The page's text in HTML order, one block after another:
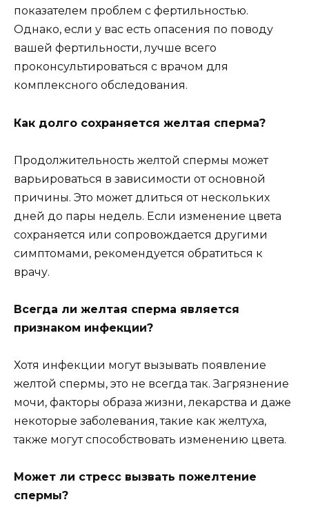
показателем проблем с фертильностью.
Однако, если у вас есть опасения по поводу
вашей фертильности, лучше всего
проконсультироваться с врачом для
комплексного обследования.
Как долго сохраняется желтая сперма?
Продолжительность желтой спермы может
варьироваться в зависимости от основной
причины. Это может длиться от нескольких
дней до пары недель. Если изменение цвета
сохраняется или сопровождается другими
симптомами, рекомендуется обратиться к
врачу.
Всегда ли желтая сперма является
признаком инфекции?
Хотя инфекции могут вызывать появление
желтой спермы, это не всегда так. Загрязнение
мочи, факторы образа жизни, лекарства и даже
некоторые заболевания, такие как желтуха,
также могут способствовать изменению цвета.
Может ли стресс вызвать пожелтение
спермы?